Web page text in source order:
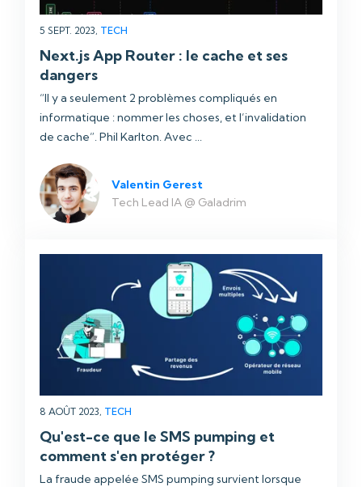
5 SEPT. 2023, TECH
Next.js App Router : le cache et ses
dangers
“Il y a seulement 2 problèmes compliqués en
informatique : nommer les choses, et l’invalidation
de cache”. Phil Karlton. Avec ...
Valentin Gerest
Tech Lead IA @ Galadrim
8 AOÛT 2023, TECH
Qu'est-ce que le SMS pumping et
comment s'en protéger ?
La fraude appelée SMS pumping survient lorsque